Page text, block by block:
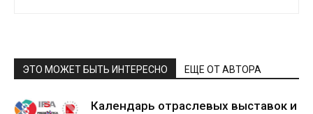
ЭТО МОЖЕТ БЫТЬ ИНТЕРЕСНО ЕЩЕ ОТ АВТОРА
Календарь отраслевых выставок и